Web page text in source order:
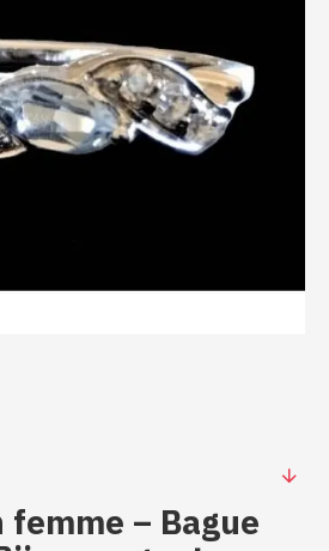
– Bague